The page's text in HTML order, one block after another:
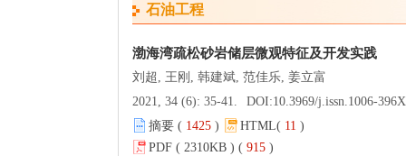
石油工程
渤海湾疏松砂岩储层微观特征及开发实践
刘超, 王刚, 韩建斌, 范佳乐, 姜立富
2021, 34 (6): 35-41.
DOI:10.3969/j.issn.1006-
摘要 ( 1425 ) HTML( 11 )
PDF ( 2310KB ) ( 915 )